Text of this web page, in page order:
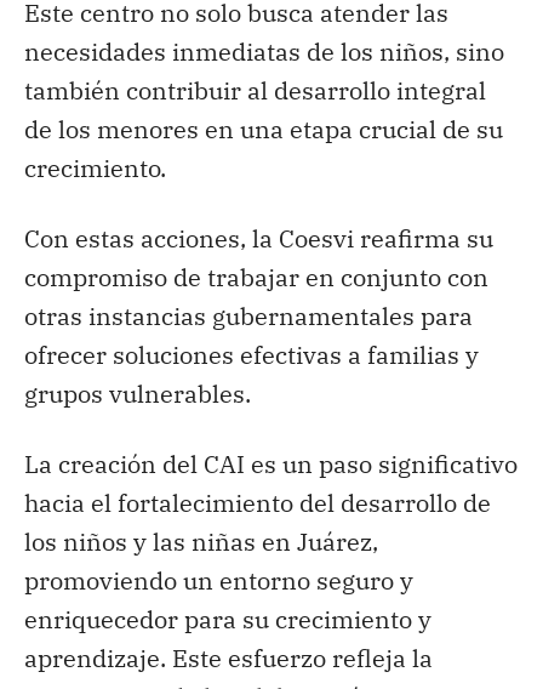
Este centro no solo busca atender las
necesidades inmediatas de los niños, sino
también contribuir al desarrollo integral
de los menores en una etapa crucial de su
crecimiento.
Con estas acciones, la Coesvi reafirma su
compromiso de trabajar en conjunto con
otras instancias gubernamentales para
ofrecer soluciones efectivas a familias y
grupos vulnerables.
La creación del CAI es un paso significativo
hacia el fortalecimiento del desarrollo de
los niños y las niñas en Juárez,
promoviendo un entorno seguro y
enriquecedor para su crecimiento y
aprendizaje. Este esfuerzo refleja la